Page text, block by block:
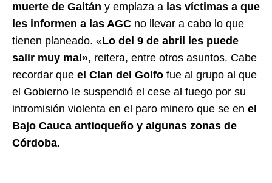
muerte de Gaitán y emplaza a las víctimas a que
les informen a las AGC no llevar a cabo lo que
tienen planeado. «Lo del 9 de abril les puede
salir muy mal», reitera, entre otros asuntos. Cabe
recordar que el Clan del Golfo fue al grupo al que
el Gobierno le suspendió el cese al fuego por su
intromisión violenta en el paro minero que se en el
Bajo Cauca antioqueño y algunas zonas de
Córdoba.